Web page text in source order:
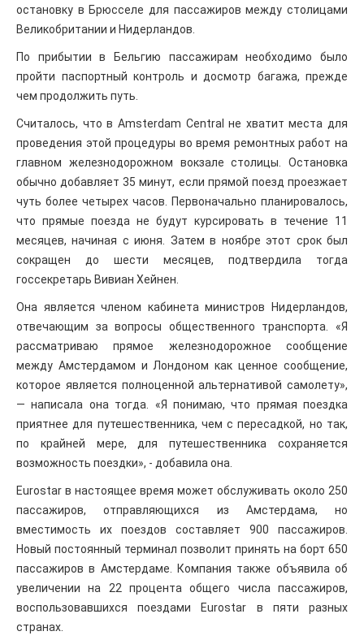
остановку в Брюсселе для пассажиров между столицами
Великобритании и Нидерландов.
По прибытии в Бельгию пассажирам необходимо было
пройти паспортный контроль и досмотр багажа, прежде
чем продолжить путь.
Считалось, что в Amsterdam Central не хватит места для
проведения этой процедуры во время ремонтных работ на
главном железнодорожном вокзале столицы. Остановка
обычно добавляет 35 минут, если прямой поезд проезжает
чуть более четырех часов. Первоначально планировалось,
что прямые поезда не будут курсировать в течение 11
месяцев, начиная с июня. Затем в ноябре этот срок был
сокращен до шести месяцев, подтвердила тогда
госсекретарь Вивиан Хейнен.
Она является членом кабинета министров Нидерландов,
отвечающим за вопросы общественного транспорта. «Я
рассматриваю прямое железнодорожное сообщение
между Амстердамом и Лондоном как ценное сообщение,
которое является полноценной альтернативой самолету»,
— написала она тогда. «Я понимаю, что прямая поездка
приятнее для путешественника, чем с пересадкой, но так,
по крайней мере, для путешественника сохраняется
возможность поездки», - добавила она.
Eurostar в настоящее время может обслуживать около 250
пассажиров, отправляющихся из Амстердама, но
вместимость их поездов составляет 900 пассажиров.
Новый постоянный терминал позволит принять на борт 650
пассажиров в Амстердаме. Компания также объявила об
увеличении на 22 процента общего числа пассажиров,
воспользовавшихся поездами Eurostar в пяти разных
странах.